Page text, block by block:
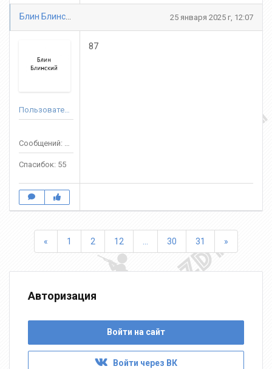
25 января 2025 г, 12:07
Спасибок: 55
87
« Назад1 2 12 30 31 »
Авторизация
Войти на сайт
Войти через ВК